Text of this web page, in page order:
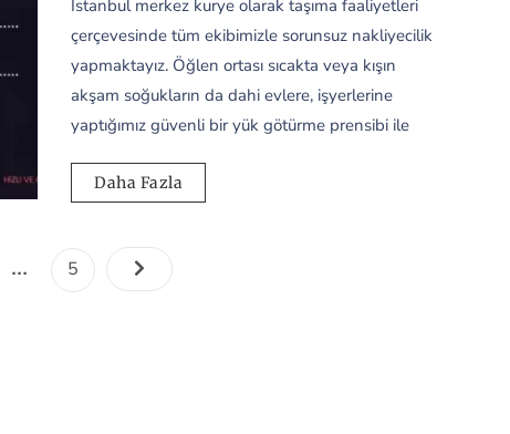
İstanbul merkez kurye olarak taşıma faaliyetleri
çerçevesinde tüm ekibimizle sorunsuz nakliyecilik
yapmaktayız. Öğlen ortası sıcakta veya kışın
akşam soğukların da dahi evlere, işyerlerine
yaptığımız güvenli bir yük götürme prensibi ile
Daha Fazla
Yazı
sayfalaması
… Page
5